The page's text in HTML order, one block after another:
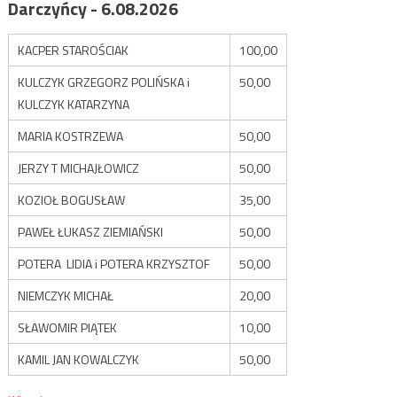
Darczyńcy - 6.08.2026
KACPER STAROŚCIAK
100,00
KULCZYK GRZEGORZ POLIŃSKA i
KULCZYK KATARZYNA
50,00
MARIA KOSTRZEWA
50,00
JERZY T MICHAJŁOWICZ
50,00
KOZIOŁ BOGUSŁAW
35,00
PAWEŁ ŁUKASZ ZIEMIAŃSKI
50,00
POTERA LIDIA i POTERA KRZYSZTOF
50,00
NIEMCZYK MICHAŁ
20,00
SŁAWOMIR PIĄTEK
10,00
KAMIL JAN KOWALCZYK
50,00